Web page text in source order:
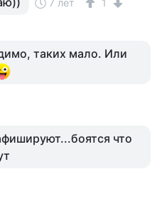
7 лет 1
таких мало. Или
что